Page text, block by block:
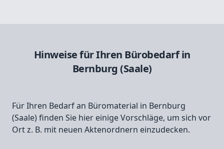
Hinweise für Ihren Bürobedarf in
Bernburg (Saale)
Für Ihren Bedarf an Büromaterial in Bernburg
(Saale) finden Sie hier einige Vorschläge, um sich vor
Ort z. B. mit neuen Aktenordnern einzudecken.